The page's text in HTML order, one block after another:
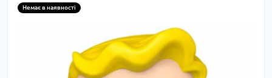
Немає в наявності